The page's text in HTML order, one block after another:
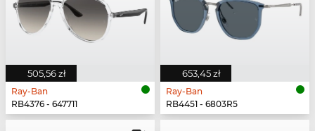
505,56 zł
Ray-Ban
RB4376 - 647711
653,45 zł
Ray-Ban
RB4451 - 6803R5